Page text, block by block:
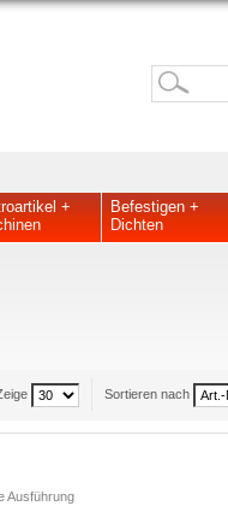
+
Befestigen +
Dichten
Sortieren nach
Ausführung